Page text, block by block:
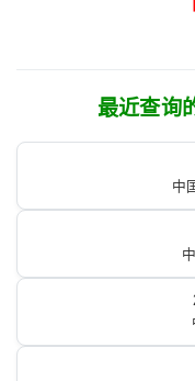
最近查询
中